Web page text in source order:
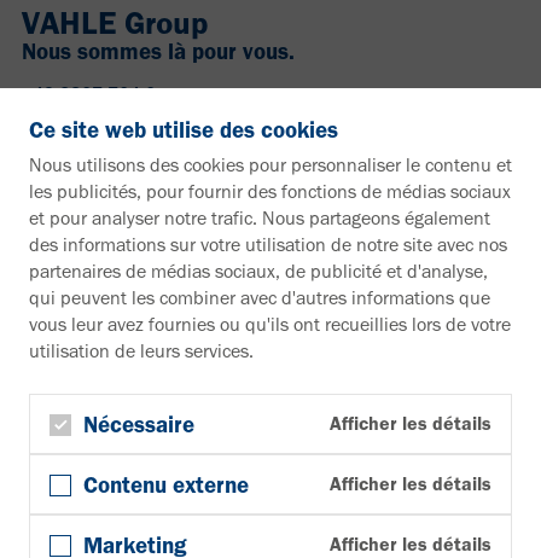
VAHLE Group
Nous sommes là pour vous.
+49 2307 704-0
info@vahle.de
Paul Vahle GmbH & Co. KG
Westicker Str. 52
59174 Kamen
Allemagne
Vous souhaitez en savoir plus ?
Documentation
Vers la zone de téléchargement
Bulletin d'information
S'inscrire à la newsletter
Suivez-nous
Facebook
Ce site web utilise des cookies
Nous utilisons des cookies pour personnaliser le contenu et
les publicités, pour fournir des fonctions de médias sociaux
et pour analyser notre trafic. Nous partageons également
des informations sur votre utilisation de notre site avec nos
partenaires de médias sociaux, de publicité et d'analyse,
qui peuvent les combiner avec d'autres informations que
vous leur avez fournies ou qu'ils ont recueillies lors de votre
utilisation de leurs services.
Nécessaire Afficher les détails
Contenu externe Afficher les détails
Marketing Afficher les détails